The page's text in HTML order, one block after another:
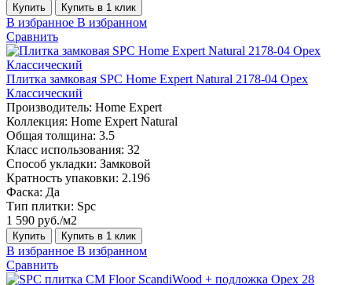
Купить Купить в 1 клик
В избранное В избранном
Сравнить
Плитка замковая SPC Home Expert Natural 2178-04 Орех
Классический
Производитель: Home Expert
Коллекция: Home Expert Natural
Общая толщина: 3.5
Класс использования: 32
Способ укладки: Замковой
Кратность упаковки: 2.196
Фаска: Да
Тип плитки: Spc
1 590 руб./м2
Купить Купить в 1 клик
В избранное В избранном
Сравнить